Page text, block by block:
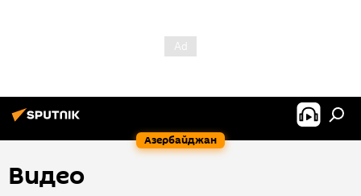
Азербайджан
Видео